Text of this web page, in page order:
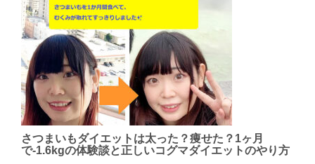
さつまいもダイエットは太った？痩せた？1ヶ月
で-1.6kgの体験談と正しいコグマダイエットのやり方